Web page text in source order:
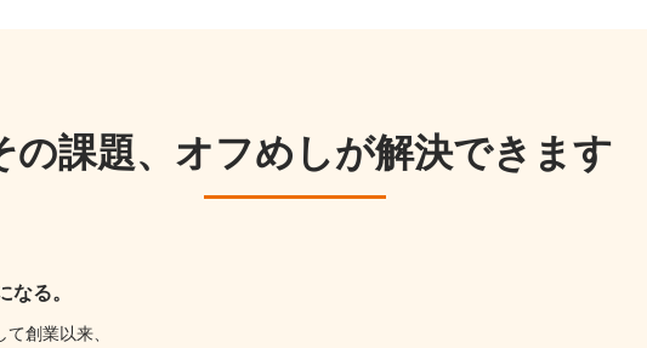
の課題、 オフめしが解決できます
なる。
創業以来、